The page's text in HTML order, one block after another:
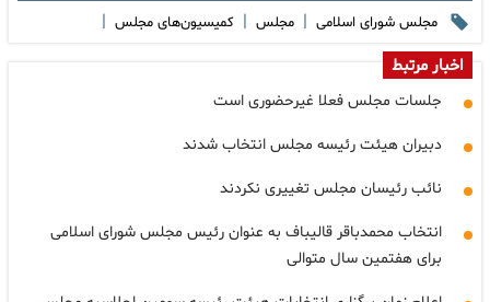
مجلس شورای اسلامی | مجلس | کمیسیون‌های مجلس |
اخبار مرتبط
جلسات مجلس فعلا غیرحضوری است
دبیران هیئت رئیسه مجلس انتخاب شدند
نائب رئیسان مجلس تغییری نکردند
انتخاب محمدباقر قالیباف به عنوان رئیس مجلس شورای اسلامی
برای هفتمین سال متوالی